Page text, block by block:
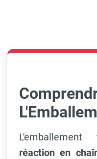
réaction en